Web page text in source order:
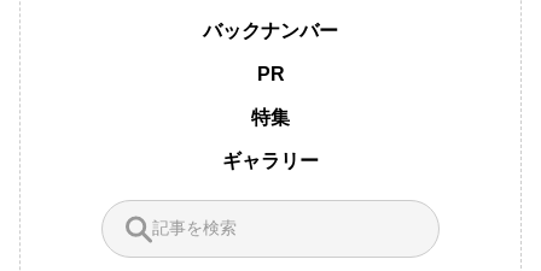
バックナンバー
PR
特集
ギャラリー